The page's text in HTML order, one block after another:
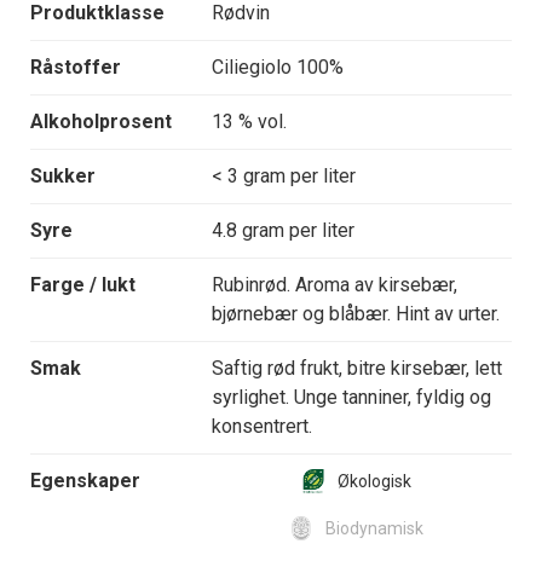
Produktklasse Rødvin
Råstoffer Ciliegiolo 100%
Alkoholprosent 13 % vol.
Sukker < 3 gram per liter
Syre 4.8 gram per liter
Farge / lukt
Rubinrød. Aroma av kirsebær,
bjørnebær og blåbær. Hint av urter.
Smak
Saftig rød frukt, bitre kirsebær, lett
syrlighet. Unge tanniner, fyldig og
konsentrert.
Egenskaper Økologisk
Biodynamisk